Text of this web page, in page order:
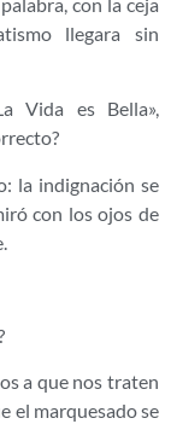
llegara sin
Vida es Bella»,
la indignación se
con los ojos de
a que nos traten
el marquesado se